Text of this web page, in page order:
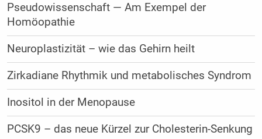
Pseudowissenschaft — Am Exempel der
Homöopathie
Neuroplastizität – wie das Gehirn heilt
Zirkadiane Rhythmik und metabolisches Syndrom
Inositol in der Menopause
PCSK9 – das neue Kürzel zur Cholesterin-Senkung